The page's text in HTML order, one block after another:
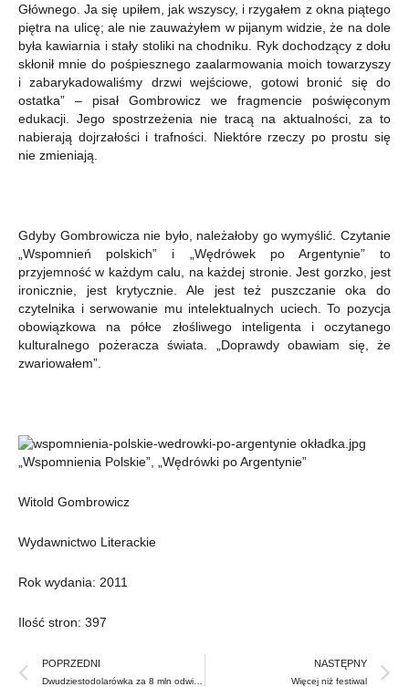
Głównego. Ja się upiłem, jak wszyscy, i rzygałem z okna piątego
piętra na ulicę; ale nie zauważyłem w pijanym widzie, że na dole
była kawiarnia i stały stoliki na chodniku. Ryk dochodzący z dołu
skłonił mnie do pośpiesznego zaalarmowania moich towarzyszy
i zabarykadowaliśmy drzwi wejściowe, gotowi bronić się do
ostatka” – pisał Gombrowicz we fragmencie poświęconym
edukacji. Jego spostrzeżenia nie tracą na aktualności, za to
nabierają dojrzałości i trafności. Niektóre rzeczy po prostu się
nie zmieniają.
Gdyby Gombrowicza nie było, należałoby go wymyślić. Czytanie
„Wspomnień polskich” i „Wędrówek po Argentynie” to
przyjemność w każdym calu, na każdej stronie. Jest gorzko, jest
ironicznie, jest krytycznie. Ale jest też puszczanie oka do
czytelnika i serwowanie mu intelektualnych uciech. To pozycja
obowiązkowa na półce złośliwego inteligenta i oczytanego
kulturalnego pożeracza świata. „Doprawdy obawiam się, że
zwariowałem”.
„Wspomnienia Polskie”, „Wędrówki po Argentynie”
Witold Gombrowicz
Wydawnictwo Literackie
Rok wydania: 2011
Ilość stron: 397
Prev
POPRZEDNI NASTĘPNY
Więcej niż festiwal